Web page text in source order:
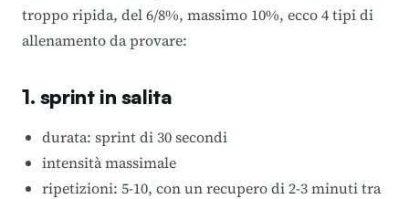
troppo ripida, del 6/8%, massimo 10%, ecco 4 tipi di
allenamento da provare:
1. sprint in salita
durata: sprint di 30 secondi
intensità massimale
ripetizioni: 5-10, con un recupero di 2-3 minuti tra